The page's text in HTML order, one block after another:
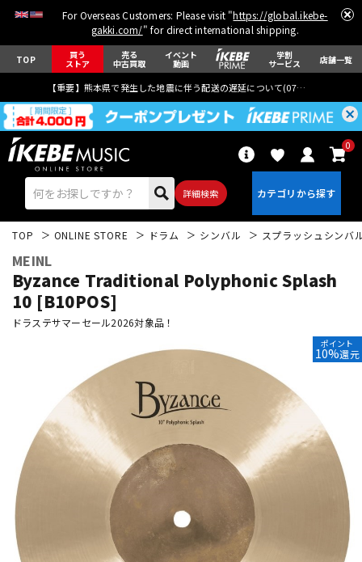
For Overseas Customers: Please visit "https://global.ikebe-
gakki.com/" for direct international shipping.
TOP 買う
ストア
売る
中古買取
イベント
動画
学割
サービス 店舗一覧
【重要】熊本県で発生した地震に伴う配送の遅延について(07月29日
詳細検索
0
エレキギター
ベース
ドラム パーカッション
キーボード 電子ピアノ
TOP ONLINE STORE ドラム シンバル スプラッシュシンバ
MEINL
Byzance Traditional Polyphonic Splash
10 [B10POS]
ドラステサマーセール2026対象品！
ポイント
10%還元